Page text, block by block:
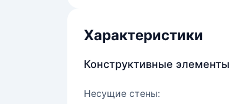
Характеристики
Конструктивные элементы
Несущие стены: